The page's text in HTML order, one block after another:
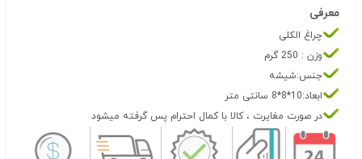
معرفی
چراغ الکلی
وزن : 250 گرم
جنس:شیشه
ابعاد:10*8*8 سانتی متر
در صورت مغایرت ، کالا با کمال احترام پس گرفته میشود